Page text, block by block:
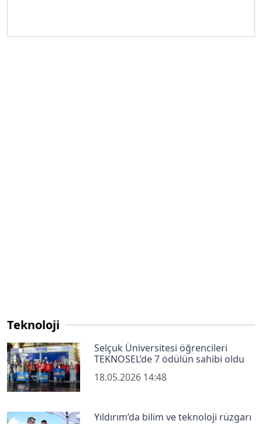
Teknoloji
Selçuk Üniversitesi öğrencileri
TEKNOSEL’de 7 ödülün sahibi oldu
18.05.2026 14:48
Yıldırım’da bilim ve teknoloji rüzgarı